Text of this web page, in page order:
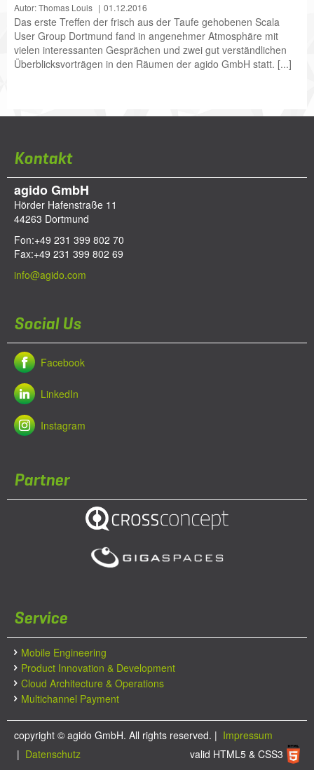
Autor: Thomas Louis 01.12.2016
Das erste Treffen der frisch aus der Taufe gehobenen Scala
User Group Dortmund fand in angenehmer Atmosphäre mit
vielen interessanten Gesprächen und zwei gut verständlichen
Überblicksvorträgen in den Räumen der agido GmbH statt. [...]
Kontakt
agido GmbH
Hörder Hafenstraße 11
44263 Dortmund
Fon:+49 231 399 802 70
Fax:+49 231 399 802 69
info@agido.com
Social Us
Facebook
LinkedIn
Instagram
Partner
Service
Mobile Engineering
Product Innovation & Development
Cloud Architecture & Operations
Multichannel Payment
copyright © agido GmbH. All rights reserved. | Impressum
| Datenschutz valid HTML5 & CSS3